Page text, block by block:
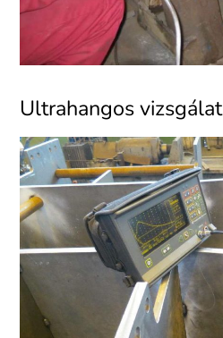
Ultrahangos vizsgálat